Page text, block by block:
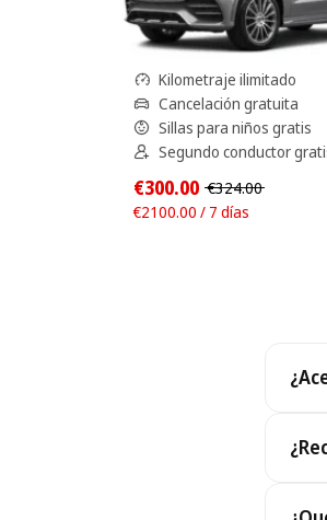
Kilometraje ilimitado
Cancelación gratuita
Sillas para niños gratis
Segundo conductor
€300.00 €324.00
€2100.00 / 7 días